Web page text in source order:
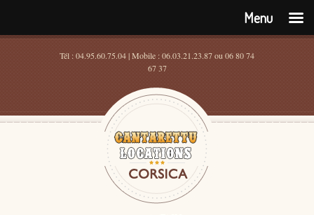
Tél : 04.95.60.75.04 | Mobile : 06.03.21.23.87 ou 06 80 74
67 37
Menu